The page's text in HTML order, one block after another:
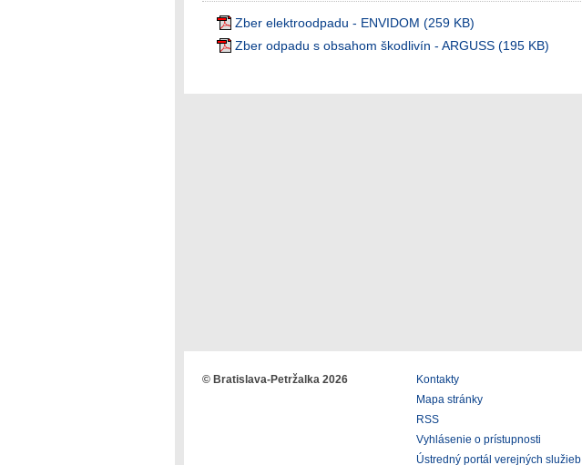
Zber elektroodpadu - ENVIDOM (259 KB)
Zber odpadu s obsahom škodlivín - ARGUSS (195 KB)
© Bratislava-Petržalka 2026
Kontakty
Mapa stránky
RSS
Vyhlásenie o prístupnosti
Ústredný portál verejných služieb